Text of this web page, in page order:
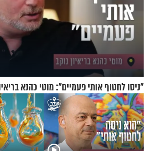
"ניסו לחטוף אותי פעמיים": מוטי כהנא